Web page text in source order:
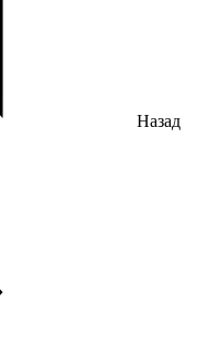
Назад